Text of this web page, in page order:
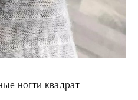
ногти квадрат